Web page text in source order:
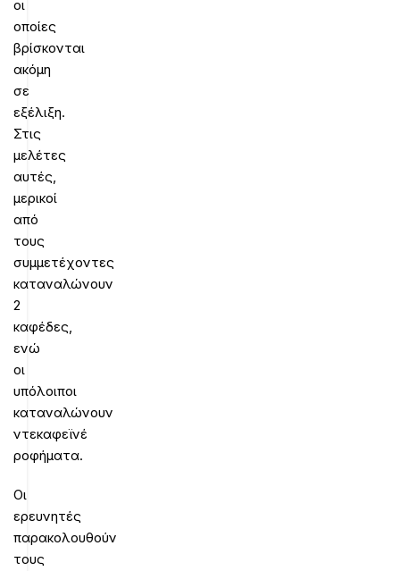
οι
οποίες
βρίσκονται
ακόμη
σε
εξέλιξη.
Στις
μελέτες
αυτές,
μερικοί
από
τους
συμμετέχοντες
καταναλώνουν
2
καφέδες,
ενώ
οι
υπόλοιποι
καταναλώνουν
ντεκαφεϊνέ
ροφήματα.
Οι
ερευνητές
παρακολουθούν
τους